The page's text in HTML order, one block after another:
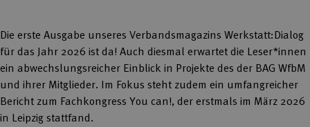
Die erste Ausgabe unseres Verbandsmagazins Werkstatt:Dialog
für das Jahr 2026 ist da! Auch diesmal erwartet die Leser*innen
ein abwechslungsreicher Einblick in Projekte des der BAG WfbM
und ihrer Mitglieder. Im Fokus steht zudem ein umfangreicher
Bericht zum Fachkongress You can!, der erstmals im März 2026
in Leipzig stattfand.